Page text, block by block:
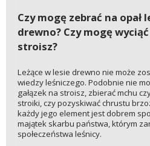
Czy mogę zebrać na opał
drewno? Czy mogę
stroisz?
Leżące w lesie drewno nie może
wiedzy leśniczego. Podobnie nie
gałązek na stroisz, zbierać mchu
stroiki, czy pozyskiwać chrustu
każdy jego element jest dobrem
majątek skarbu państwa, którym
społeczeństwa leśnicy.